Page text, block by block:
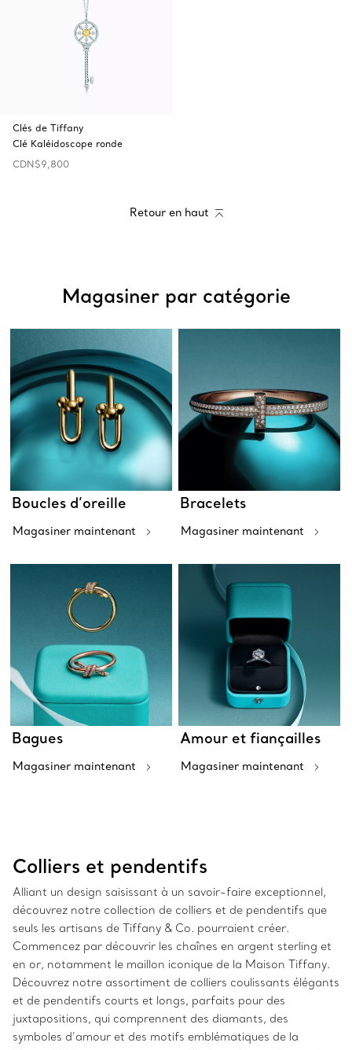
Clés de Tiffany
Clé Kaléidoscope ronde
CDN$9,800
Retour en haut
Magasiner par catégorie
Boucles d’oreille
Magasiner maintenant
Bracelets
Magasiner maintenant
Bagues
Magasiner maintenant
Amour et fiançailles
Magasiner maintenant
Colliers et pendentifs
Alliant un design saisissant à un savoir-faire exceptionnel,
découvrez notre collection de colliers et de pendentifs que
seuls les artisans de Tiffany & Co. pourraient créer.
Commencez par découvrir les chaînes en argent sterling et
en or, notamment le maillon iconique de la Maison Tiffany.
Découvrez notre assortiment de colliers coulissants élégants
et de pendentifs courts et longs, parfaits pour des
juxtapositions, qui comprennent des diamants, des
symboles d’amour et des motifs emblématiques de la